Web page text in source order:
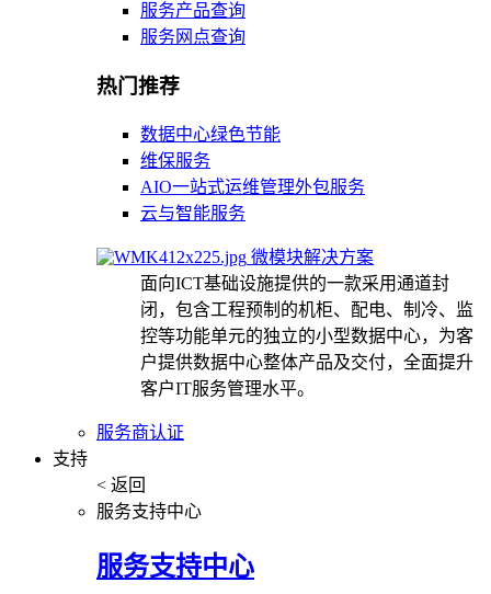
服务产品查询
服务网点查询
热门推荐
数据中心绿色节能
维保服务
AIO一站式运维管理外包服务
云与智能服务
微模块解决方案
面向ICT基础设施提供的一款采用通道封
闭，包含工程预制的机柜、配电、制冷、监
控等功能单元的独立的小型数据中心，为客
户提供数据中心整体产品及交付，全面提升
客户IT服务管理水平。
服务商认证
支持
< 返回
服务支持中心
服务支持中心